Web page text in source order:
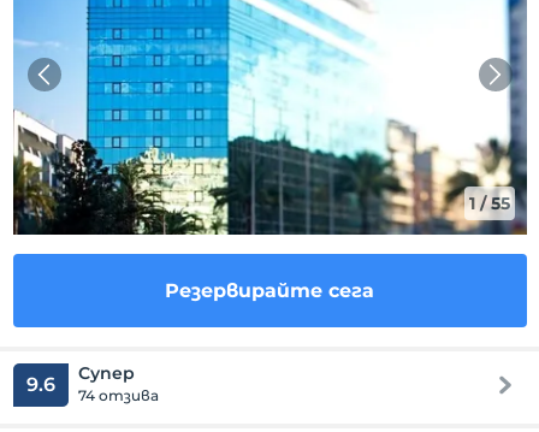
1 /55
Резервирайте сега
9.6 Супер
74 отзива